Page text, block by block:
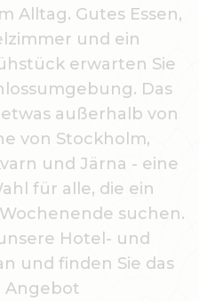
Alltag. Gutes Essen,
und ein
erwarten Sie
Das
außerhalb von
von Stockholm,
und Järna - eine
für alle, die ein
suchen.
Hotel- und
und finden Sie das
Angebot